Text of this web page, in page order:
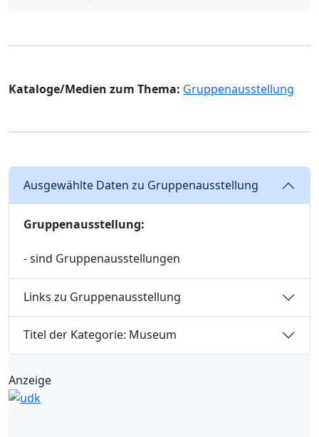
Kataloge/Medien zum Thema: Gruppenausstellung
Ausgewählte Daten zu Gruppenausstellung
Gruppenausstellung:
- sind Gruppenausstellungen
Links zu Gruppenausstellung
Titel der Kategorie: Museum
Anzeige